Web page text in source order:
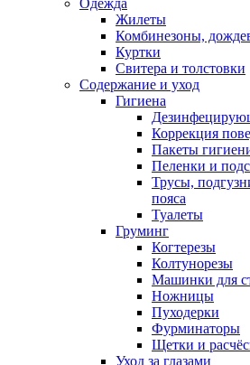
Одежда
Жилеты
Комбинезоны,
Куртки
Свитера и толстовки
Содержание и уход
Гигиена
Коррекция
Пакеты
Пеленки и
Трусы,
пояса
Туалеты
Груминг
Когтерезы
Колтунорезы
Машинки для
Ножницы
Пуходерки
Фурминаторы
Щетки и
Уход за глазами